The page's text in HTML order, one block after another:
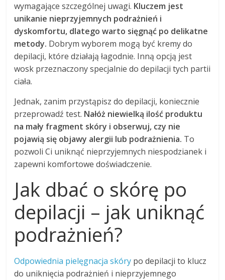
wymagające szczególnej uwagi. Kluczem jest
unikanie nieprzyjemnych podrażnień i
dyskomfortu, dlatego warto sięgnąć po delikatne
metody. Dobrym wyborem mogą być kremy do
depilacji, które działają łagodnie. Inną opcją jest
wosk przeznaczony specjalnie do depilacji tych partii
ciała.
Jednak, zanim przystąpisz do depilacji, koniecznie
przeprowadź test. Nałóż niewielką ilość produktu
na mały fragment skóry i obserwuj, czy nie
pojawią się objawy alergii lub podrażnienia. To
pozwoli Ci uniknąć nieprzyjemnych niespodzianek i
zapewni komfortowe doświadczenie.
Jak dbać o skórę po
depilacji – jak uniknąć
podrażnień?
Odpowiednia pielęgnacja skóry po depilacji to klucz
do uniknięcia podrażnień i nieprzyjemnego